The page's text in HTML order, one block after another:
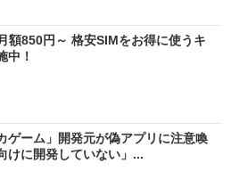
額850円～ 格安SIMをお得に使うキ
中！
ゲーム」開発元が偽アプリに注意喚
に開発していない」...